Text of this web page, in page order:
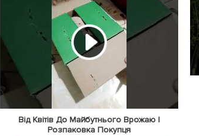
Від Квітів До Майбутнього Врожаю |
Розпаковка Покупця